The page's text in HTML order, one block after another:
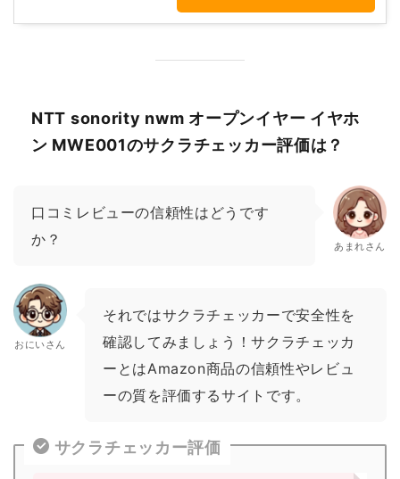
NTT sonority nwm オープンイヤー イヤホ
ン MWE001のサクラチェッカー評価は？
口コミレビューの信頼性はどうです
か？
あまれさん
おにいさん
それではサクラチェッカーで安全性を
確認してみましょう！サクラチェッカ
ーとはAmazon商品の信頼性やレビュ
ーの質を評価するサイトです。
サクラチェッカー評価